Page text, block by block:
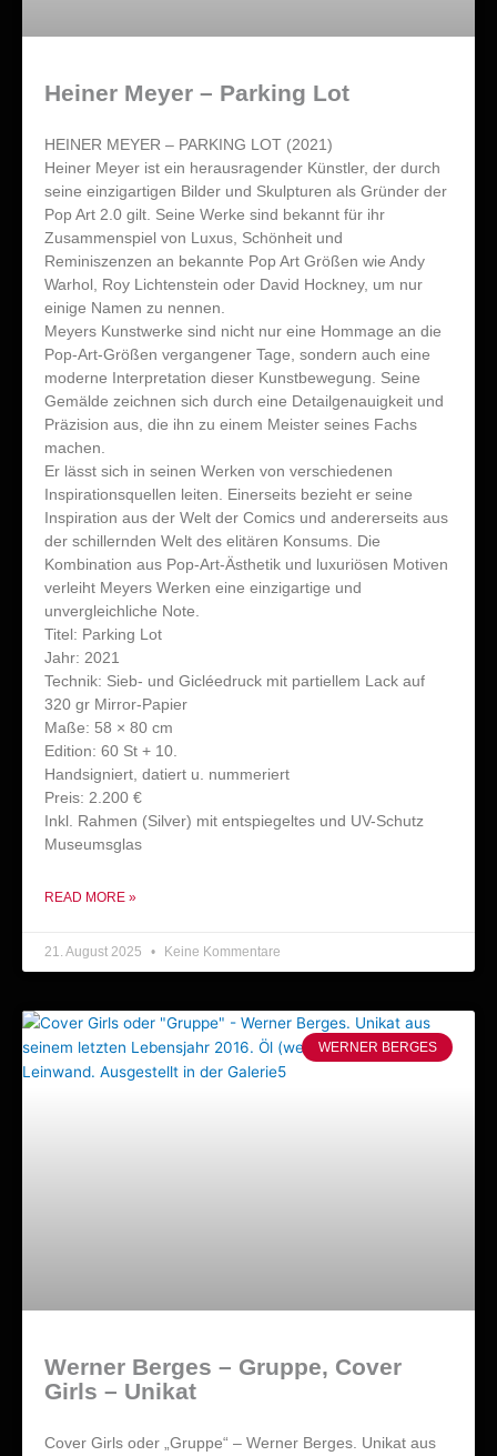
Heiner Meyer – Parking Lot
HEINER MEYER – PARKING LOT (2021)
Heiner Meyer ist ein herausragender Künstler, der durch
seine einzigartigen Bilder und Skulpturen als Gründer der
Pop Art 2.0 gilt. Seine Werke sind bekannt für ihr
Zusammenspiel von Luxus, Schönheit und
Reminiszenzen an bekannte Pop Art Größen wie Andy
Warhol, Roy Lichtenstein oder David Hockney, um nur
einige Namen zu nennen.
Meyers Kunstwerke sind nicht nur eine Hommage an die
Pop-Art-Größen vergangener Tage, sondern auch eine
moderne Interpretation dieser Kunstbewegung. Seine
Gemälde zeichnen sich durch eine Detailgenauigkeit und
Präzision aus, die ihn zu einem Meister seines Fachs
machen.
Er lässt sich in seinen Werken von verschiedenen
Inspirationsquellen leiten. Einerseits bezieht er seine
Inspiration aus der Welt der Comics und andererseits aus
der schillernden Welt des elitären Konsums. Die
Kombination aus Pop-Art-Ästhetik und luxuriösen Motiven
verleiht Meyers Werken eine einzigartige und
unvergleichliche Note.
Titel: Parking Lot
Jahr: 2021
Technik: Sieb- und Gicléedruck mit partiellem Lack auf
320 gr Mirror-Papier
Maße: 58 × 80 cm
Edition: 60 St + 10.
Handsigniert, datiert u. nummeriert
Preis: 2.200 €
Inkl. Rahmen (Silver) mit entspiegeltes und UV-Schutz
Museumsglas
READ MORE »
21. August 2025 Keine Kommentare
WERNER BERGES
Werner Berges – Gruppe, Cover
Girls – Unikat
Cover Girls oder „Gruppe“ – Werner Berges. Unikat aus